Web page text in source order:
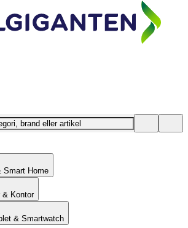
Smart Home
& Kontor
& Smartwatch